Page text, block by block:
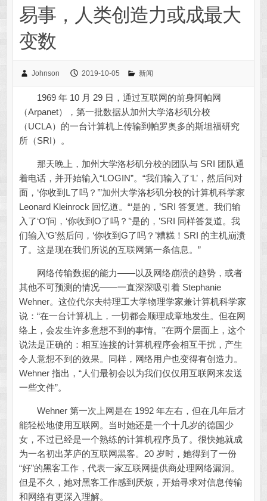
易事，人类创造力或成最大
变数
Johnson 2019-10-05 新闻
1969 年 10 月 29 日，通过互联网的前身阿帕网
（Arpanet），第一批数据从加州大学洛杉矶分校
（UCLA）的一台计算机上传输到帕罗奥多的斯坦福研究
所（SRI）。
那天晚上，加州大学洛杉矶分校的团队与 SRI 团队通
着电话，并开始输入“LOGIN”。“我们输入了‘L’，然后问对
面，‘你收到L了吗？’”加州大学洛杉矶分校的计算机科学家
Leonard Kleinrock 回忆道。“‘是的，’SRI 答复道。我们输
入了‘O’问，‘你收到O了吗？’‘是的，’SRI 同样答复道。我
们输入‘G’然后问，‘你收到G了吗？’糟糕！SRI 的主机崩溃
了。这是现在我们所说的互联网第一条信息。”
网络传输数据的能力——以及网络崩溃的趋势，或者
其他不可预测的情况——一直深深吸引着 Stephanie
Wehner。这位代尔夫特理工大学物理学家兼计算机科学家
说：“在一台计算机上，一切都会顺理成章地发生。但在网
络上，会发生许多意想不到的事情。”在两个层面上，这个
说法是正确的：相互连接的计算机程序会相互干扰，产生
令人意想不到的效果。同样，网络用户也变得有创造力。
Wehner 指出，“人们最初会以为我们仅仅用互联网来发送
一些文件”。
Wehner 第一次上网是在 1992 年左右，但在几年后才
能轻松地使用互联网。当时她还是一个十几岁的德国少
女，不过已经是一个熟练的计算机程序员了。很快她就成
为一名初出茅庐的互联网黑客。20 岁时，她得到了一份
“好”的黑客工作，代表一家互联网提供商处理网络漏洞。
但是不久，她对黑客工作感到厌烦，开始寻求对信息传输
和网络有更深入理解。